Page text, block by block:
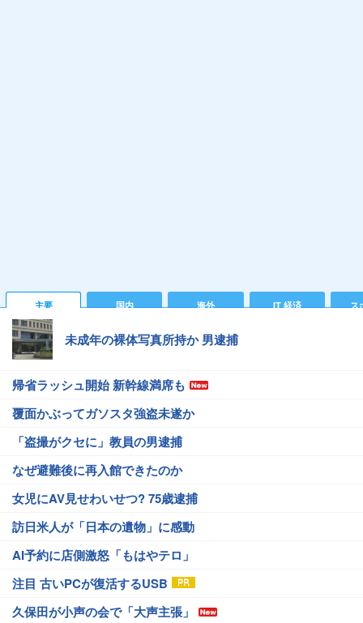
主要 国内 海外 IT 経済 ス
未成年の裸体写真所持か 男逮捕
帰省ラッシュ開始 新幹線満席も
覆面かぶってガソスタ強盗未遂か
「盗撮がクセに」教員の男逮捕
なぜ避難後に再入館できたのか
女児にAV見せわいせつ? 75歳逮捕
訪日米人が「日本の遺物」に感動
AI予約に店側激怒「もはやテロ」
注目 古いPCが復活するUSB
久保田が小声の会で「大声主張」